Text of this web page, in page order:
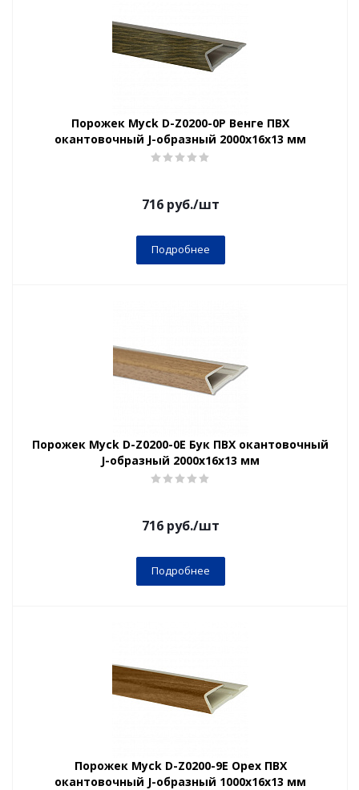
Порожек Myck D-Z0200-0Р Венге ПВХ
окантовочный J-образный 2000х16х13 мм
716руб./шт
Подробнее
Порожек Myck D-Z0200-0Е Бук ПВХ окантовочный
J-образный 2000х16х13 мм
716руб./шт
Подробнее
Порожек Myck D-Z0200-9Е Орех ПВХ
окантовочный J-образный 1000х16х13 мм